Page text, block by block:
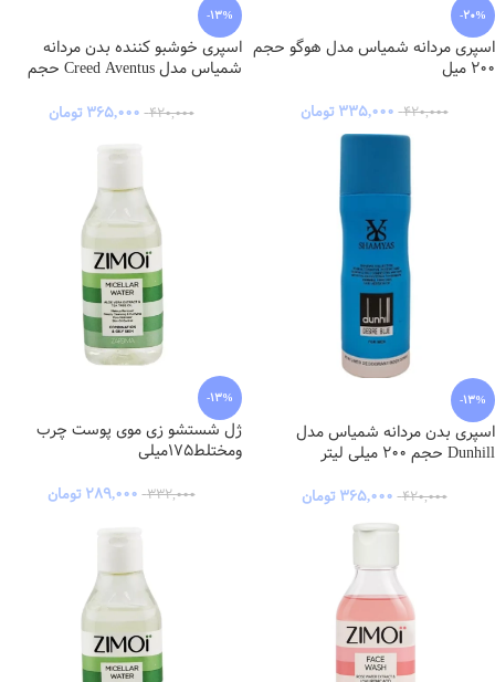
-20%
اسپری مردانه شمیاس مدل هوگو حجم
۲۰۰ میل
۴۲۰,۰۰۰ ۳۳۵,۰۰۰ تومان
-13%
اسپری خوشبو کننده بدن مردانه
شمیاس مدل Creed Aventus حجم
۴۲۰,۰۰۰ ۳۶۵,۰۰۰ تومان
-13%
اسپری بدن مردانه شمیاس مدل
Dunhill حجم 200 میلی لیتر
۴۲۰,۰۰۰ ۳۶۵,۰۰۰ تومان
-13%
ژل شستشو زی موی پوست چرب
ومختلط175میلی
۳۳۲,۰۰۰ ۲۸۹,۰۰۰ تومان